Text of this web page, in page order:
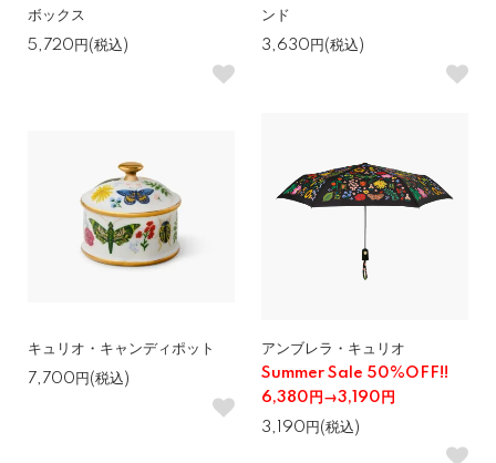
ボックス
5,720円(税込)
ンド
3,630円(税込)
キュリオ・キャンディポット
7,700円(税込)
アンブレラ・キュリオ
Summer Sale 50%OFF!!
6,380円→3,190円
3,190円(税込)